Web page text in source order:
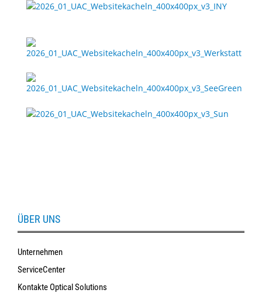
Sonne
Milo
JustMILO
SALE
ÜBER UNS
Unternehmen
ServiceCenter
Kontakte Optical Solutions